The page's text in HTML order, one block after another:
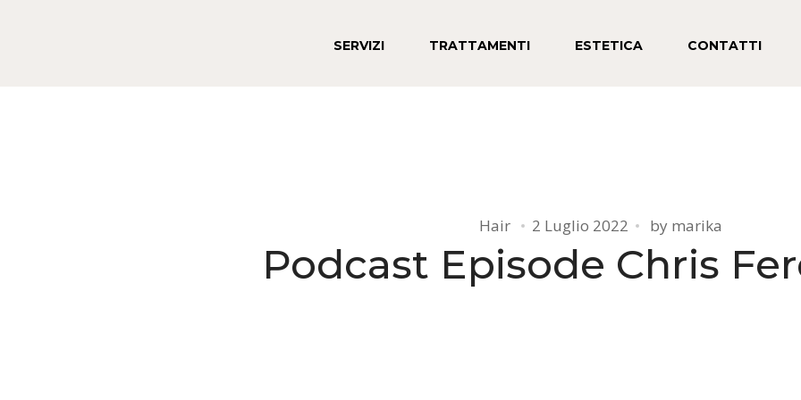
SERVIZI TRATTAMENTI ESTETICA CONTATTI
Hair 2 Luglio 2022 by marika
Podcast Episode Chris